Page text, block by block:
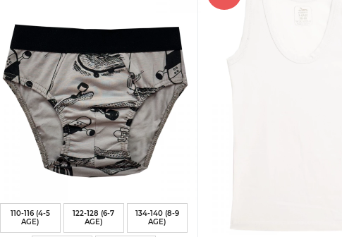
110-116 (4-5
AGE)
122-128 (6-7
AGE)
134-140 (8-9
AGE)